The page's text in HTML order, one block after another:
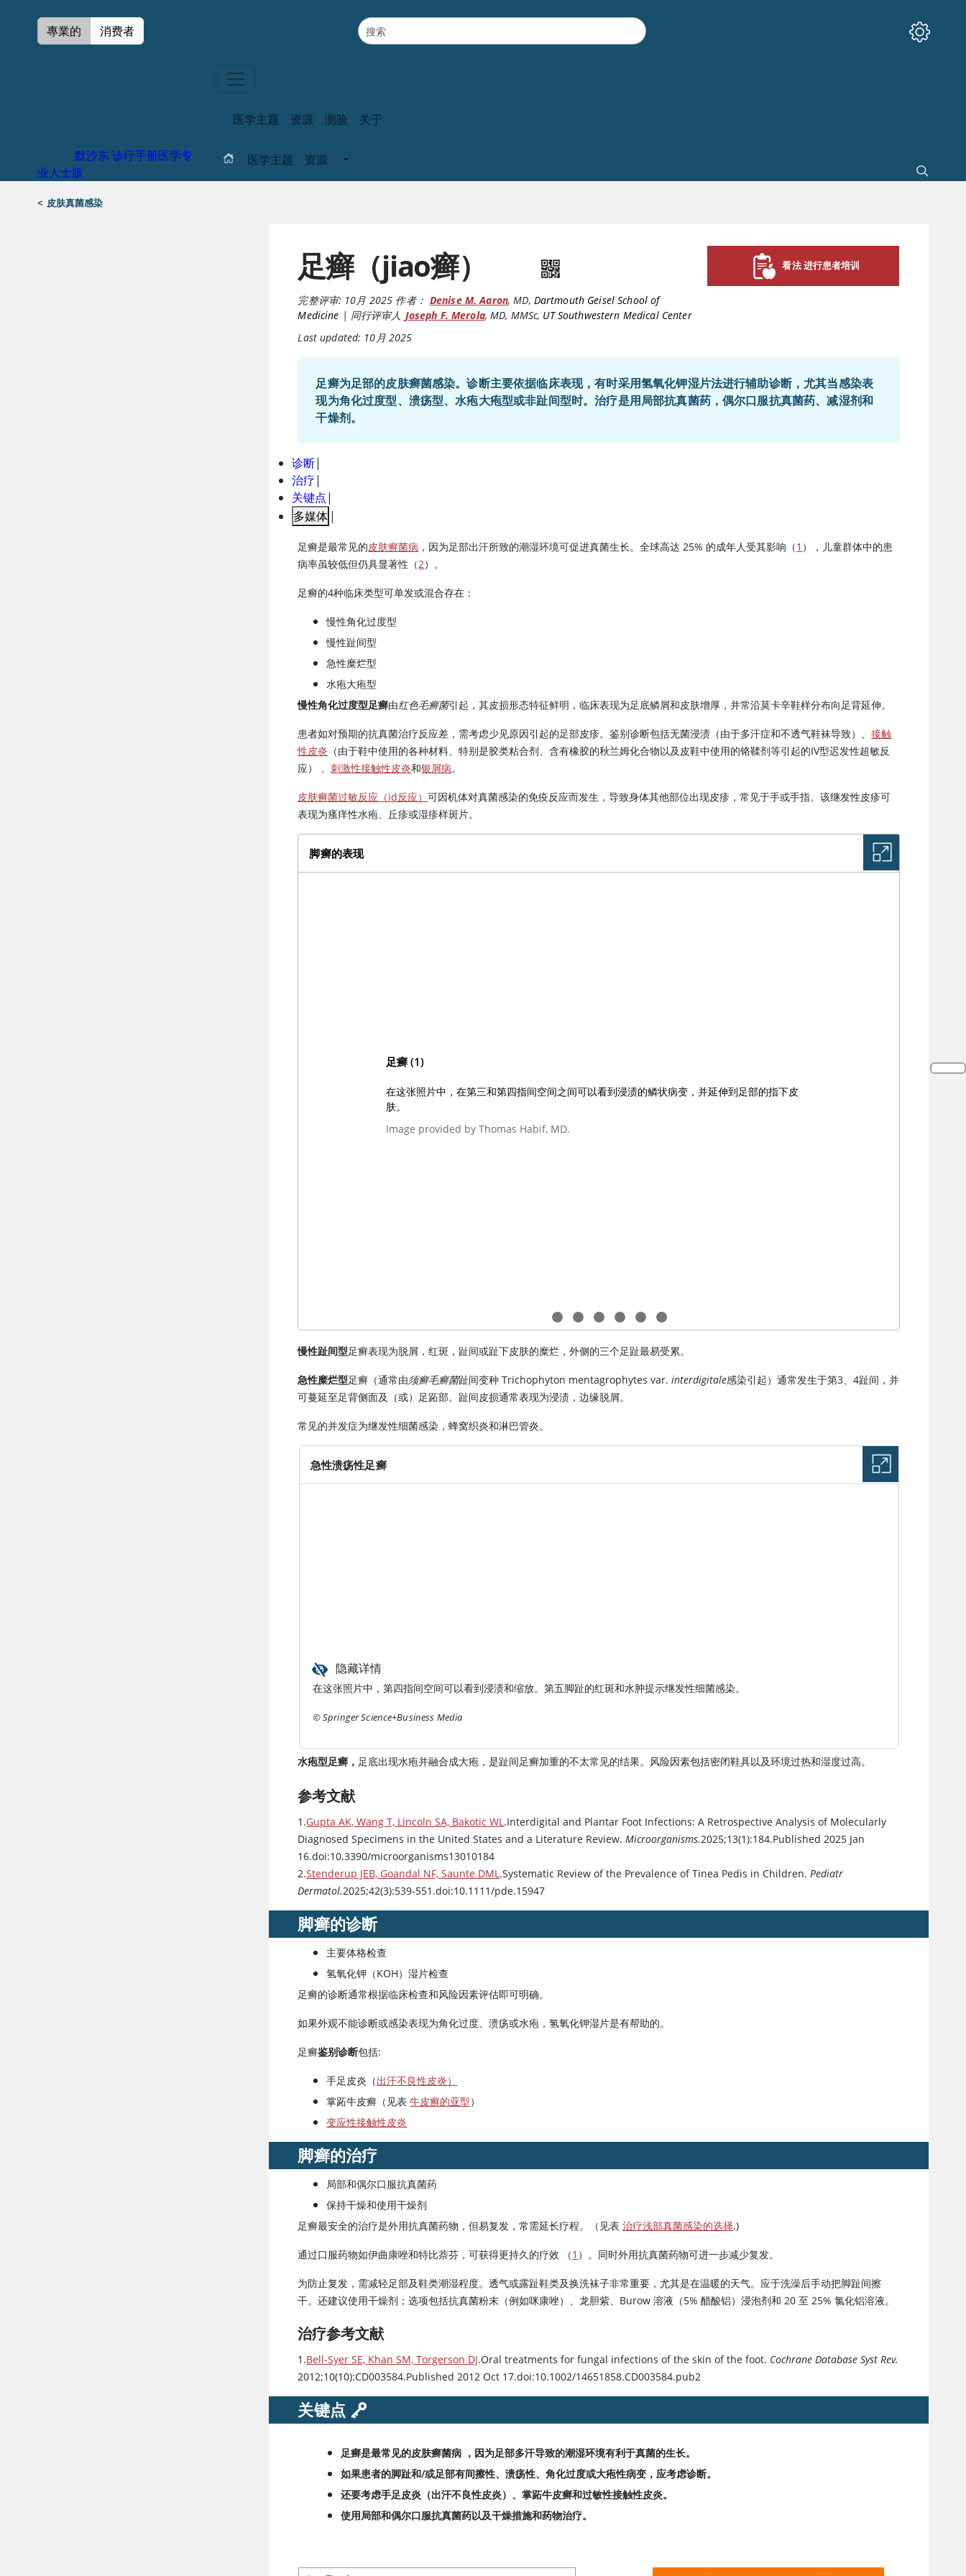
專業的 消费者
默沙东 诊疗手册医学专
业人士版
医学主题 资源 测验 关于
医学主题 资源
< 皮肤真菌感染
足癣（jiao癣）
完整评审: 10月 2025 作者： Denise M. Aaron,MD, Dartmouth Geisel School of
Medicine | 同行评审人 Joseph F. Merola,MD, MMSc, UT Southwestern Medical Center
Last updated: 10月 2025
看法 进行患者培训
足癣为足部的皮肤癣菌感染。诊断主要依据临床表现，有时采用氢氧化钾湿片法进行辅助诊断，尤其当感染表
现为角化过度型、溃疡型、水疱大疱型或非趾间型时。治疗是用局部抗真菌药，偶尔口服抗真菌药、减湿剂和
干燥剂。
诊断|
治疗|
关键点|
多媒体 |
足癣是最常见的皮肤癣菌病 ，因为足部出汗所致的潮湿环境可促进真菌生长。全球高达 25% 的成年人受其影响（1 ），儿童群体中的患
病率虽较低但仍具显著性（2）。
足癣的4种临床类型可单发或混合存在：
慢性角化过度型
慢性趾间型
急性糜烂型
水疱大疱型
慢性角化过度型足癣由红色毛癣菌引起，其皮损形态特征鲜明，临床表现为足底鳞屑和皮肤增厚，并常沿莫卡辛鞋样分布向足背延伸。
患者如对预期的抗真菌治疗反应差，需考虑少见原因引起的足部皮疹。鉴别诊断包括无菌浸渍（由于多汗症和不透气鞋袜导致）、接触
性皮炎 （由于鞋中使用的各种材料、特别是胶类粘合剂、含有橡胶的秋兰姆化合物以及皮鞋中使用的铬鞣剂等引起的IV型迟发性超敏反
应） 、刺激性接触性皮炎和银屑病。
皮肤癣菌过敏反应（id反应）可因机体对真菌感染的免疫反应而发生，导致身体其他部位出现皮疹，常见于手或手指。该继发性皮疹可
表现为瘙痒性水疱、丘疹或湿疹样斑片。
脚癣的表现
足癣 (1)
在这张照片中，在第三和第四指间空间之间可以看到浸渍的鳞状病变，并延伸到足部的指下皮
肤。
Image provided by Thomas Habif, MD.
慢性趾间型足癣表现为脱屑，红斑，趾间或趾下皮肤的糜烂，外侧的三个足趾最易受累。
急性糜烂型足癣（通常由须癣毛癣菌趾间变种 Trichophyton mentagrophytes var.interdigitale感染引起）通常发生于第3、4趾间，并
可蔓延至足背侧面及（或）足跖部。趾间皮损通常表现为浸渍，边缘脱屑。
常见的并发症为继发性细菌感染，蜂窝织炎和淋巴管炎。
急性溃疡性足癣
隐藏详情
在这张照片中，第四指间空间可以看到浸渍和缩放。第五脚趾的红斑和水肿提示继发性细菌感染。
© Springer Science+Business Media
水疱型足癣， 足底出现水疱并融合成大疱，是趾间足癣加重的不太常见的结果。风险因素包括密闭鞋具以及环境过热和湿度过高。
参考文献
1.Gupta AK, Wang T, Lincoln SA, Bakotic WL.Interdigital and Plantar Foot Infections: A Retrospective Analysis of Molecularly
Diagnosed Specimens in the United States and a Literature Review.Microorganisms.2025;13(1):184.Published 2025 Jan
16.doi:10.3390/microorganisms13010184
2.Stenderup JEB, Goandal NF, Saunte DML.Systematic Review of the Prevalence of Tinea Pedis in Children.Pediatr
Dermatol.2025;42(3):539-551.doi:10.1111/pde.15947
脚癣的诊断
主要体格检查
氢氧化钾（KOH）湿片检查
足癣的诊断通常根据临床检查和风险因素评估即可明确。
如果外观不能诊断或感染表现为角化过度、溃疡或水疱，氢氧化钾湿片是有帮助的。
足癣鉴别诊断包括:
手足皮炎（出汗不良性皮炎）
掌跖牛皮癣（见表牛皮癣的亚型）
变应性接触性皮炎
脚癣的治疗
局部和偶尔口服抗真菌药
保持干燥和使用干燥剂
足癣最安全的治疗是外用抗真菌药物，但易复发，常需延长疗程。（见表治疗浅部真菌感染的选择.)
通过口服药物如伊曲康唑和特比萘芬，可获得更持久的疗效 （1 ）。同时外用抗真菌药物可进一步减少复发。
为防止复发，需减轻足部及鞋类潮湿程度。透气或露趾鞋类及换洗袜子非常重要，尤其是在温暖的天气。应于洗澡后手动把脚趾间擦
干。还建议使用干燥剂；选项包括抗真菌粉末（例如咪康唑）、龙胆紫、Burow 溶液（5% 醋酸铝）浸泡剂和 20 至 25% 氯化铝溶液。
治疗参考文献
1.Bell-Syer SE, Khan SM, Torgerson DJ.Oral treatments for fungal infections of the skin of the foot. Cochrane Database Syst Rev.
2012;10(10):CD003584.Published 2012 Oct 17.doi:10.1002/14651858.CD003584.pub2
关键点
足癣是最常见的皮肤癣菌病 ，因为足部多汗导致的潮湿环境有利于真菌的生长。
如果患者的脚趾和/或足部有间擦性、溃疡性、角化过度或大疱性病变，应考虑诊断。
还要考虑手足皮炎（出汗不良性皮炎）、掌跖牛皮癣和过敏性接触性皮炎。
使用局部和偶尔口服抗真菌药以及干燥措施和药物治疗。